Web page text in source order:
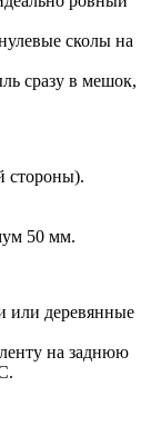
сколы на
сразу в мешок,
стороны).
50 мм.
или деревянные
на заднюю